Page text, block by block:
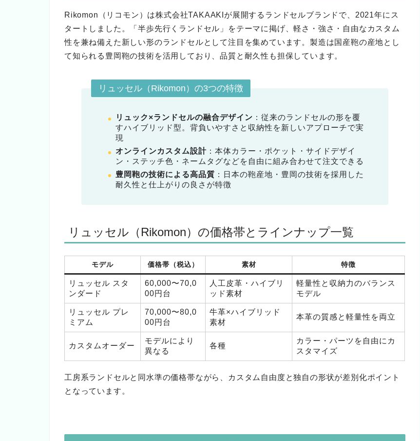
Rikomon（リコモン）は株式会社TAKAAKIが展開するランドセルブランドで、2021年にス
タートしました。「半歩先行くランドセル」をテーマに掲げ、軽さ・強さ・自由なカスタム
性を兼ね備えた新しい形のランドセルとして注目を集めています。製造は国産鞄の産地とし
て知られる豊岡鞄の技術を活用しており、品質と耐久性も担保しています。
リュッセル（Rikomon）の3つの特徴
リュック×ランドセルの融合デザイン ：従来のランドセルの形を覆
すハイブリッド型。背負いやすさと収納性を新しいアプローチで実
現
オンラインカスタム設計：本体カラー・ポケット・サイドデザイ
ン・ステッチ色・ネームタグなどを自由に組み合わせて注文できる
豊岡鞄の技術による高品質 ：日本の鞄産地・豊岡の技術を採用した
耐久性と仕上がりの良さが特徴
リュッセル（Rikomon）の価格帯とラインナップ一覧
モデル 価格帯（税込） 素材 特徴
リュッセル スタ
ンダード
60,000〜70,0
00円台
人工皮革・ハイブリ
ッド素材
軽量性と収納力のバランス
モデル
リュッセル プレ
ミアム
70,000〜80,0
00円台
牛革×ハイブリッド
素材
本革の質感と軽量性を両立
カスタムオーダー
モデルにより
異なる
各種
カラー・パーツを自由にカ
スタマイズ
工房系ランドセルと同水準の価格帯ながら、カスタム自由度と独自の形状が差別化ポイント
となっています。